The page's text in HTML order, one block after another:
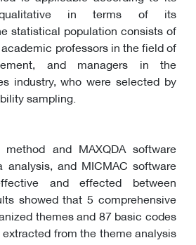
in terms of its
statistical population consists of
professors in the field of
and managers in the
industry, who were selected by
sampling.
and MAXQDA software
and MICMAC software
and effected between
showed that 5 comprehensive
themes and 87 basic codes
from the theme analysis